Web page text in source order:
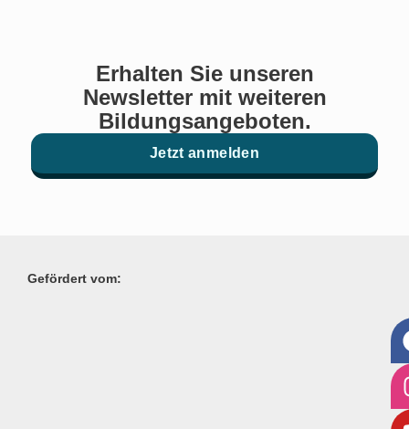
Erhalten Sie unseren
Newsletter mit weiteren
Bildungsangeboten.
Jetzt anmelden
Gefördert vom: